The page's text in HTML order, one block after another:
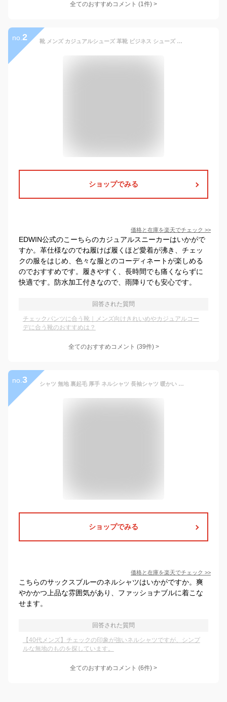
全てのおすすめコメント (1件) >
no. 2 靴 メンズ カジュアルシューズ 革靴 ビジネス シューズ スニーカー 防水 軽量 PUレザー 耐滑底 幅広 3e おしゃれ ブランド 紳士靴 EDWIN エドウィン edm456｜正規販売店
ショップでみる
価格と在庫を楽天でチェック >>
EDWIN公式のこーちらのカジュアルスニーカーはいかがで
すか。革仕様なのでね履けば履くほど愛着が沸き、チェッ
クの服をはじめ、色々な服とのコーディネートが楽しめる
のでおすすめです。履きやすく、長時間でも痛くならずに
快適です。防水加工付きなので、雨降りでも安心です。
回答された質問
チェックパンツに合う靴｜メンズ向けきれいめやカジュアルコー
デに合う靴のおすすめは？
全てのおすすめコメント (39件) >
no. 3 シャツ 無地 裏起毛 厚手 ネルシャツ 長袖シャツ 暖かい ヘビーウェイト メンズ アメカジ 冬用 冬服 オシャレ PT
ショップでみる
価格と在庫を楽天でチェック >>
こちらのサックスブルーのネルシャツはいかがですか。爽
やかかつ上品な雰囲気があり、ファッショナブルに着こな
せます。
回答された質問
【40代メンズ】チェックの印象が強いネルシャツですが、シンプ
ルな無地のものを探しています。
全てのおすすめコメント (6件) >